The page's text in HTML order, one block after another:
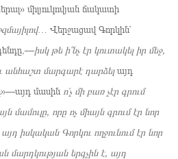
միլյուկովյան ճակատի
… Վերջացավ Գորկին՝
իսկ թե ի՞նչ էր կուտակել իր մեջ,
անհաշտ մարգարէ դարձելայդ
մասին ո՛չ մի բառ չէր գրում
մամուլը, որը ոչ միայն գրում էր նոր
իսկական Գորկու ողջունում էր նոր
երգչին է, այդ